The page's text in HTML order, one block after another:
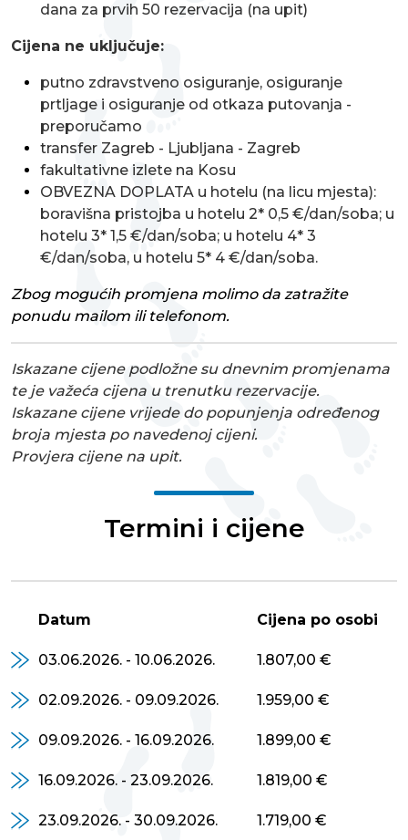
dana za prvih 50 rezervacija (na upit)
Cijena ne uključuje:
putno zdravstveno osiguranje, osiguranje
prtljage i osiguranje od otkaza putovanja -
preporučamo
transfer Zagreb - Ljubljana - Zagreb
fakultativne izlete na Kosu
OBVEZNA DOPLATA u hotelu (na licu mjesta):
boravišna pristojba u hotelu 2* 0,5 €/dan/soba; u
hotelu 3* 1,5 €/dan/soba; u hotelu 4* 3
€/dan/soba, u hotelu 5* 4 €/dan/soba.
Zbog mogućih promjena molimo da zatražite
ponudu mailom ili telefonom.
Iskazane cijene podložne su dnevnim promjenama
te je važeća cijena u trenutku rezervacije.
Iskazane cijene vrijede do popunjenja određenog
broja mjesta po navedenoj cijeni.
Provjera cijene na upit.
Termini i cijene
Datum Cijena po osobi
03.06.2026. - 10.06.2026. 1.807,00 €
02.09.2026. - 09.09.2026. 1.959,00 €
09.09.2026. - 16.09.2026. 1.899,00 €
16.09.2026. - 23.09.2026. 1.819,00 €
23.09.2026. - 30.09.2026. 1.719,00 €